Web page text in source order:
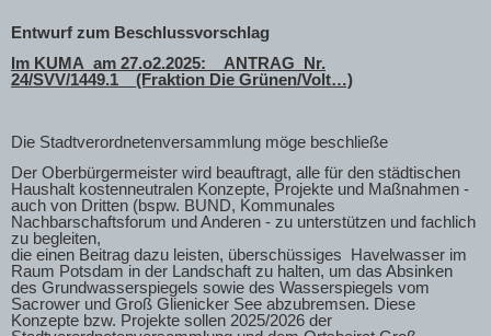
Entwurf zum Beschlussvorschlag
Im KUMA am 27.o2.2025:__ANTRAG_Nr.
24/SVV/1449.1__(Fraktion Die Grünen/Volt…)
Die Stadtverordnetenversammlung möge beschließe
Der Oberbürgermeister wird beauftragt, alle für den städtischen
Haushalt kostenneutralen Konzepte, Projekte und Maßnahmen -
auch von Dritten (bspw. BUND, Kommunales
Nachbarschaftsforum und Anderen - zu unterstützen und fachlich
zu begleiten,
die einen Beitrag dazu leisten, überschüssiges
Havelwasser im
Raum Potsdam in der Landschaft zu halten, um das Absinken
des Grundwasserspiegels sowie des Wasserspiegels vom
Sacrower und Groß Glienicker See abzubremsen. Diese
Konzepte bzw. Projekte sollen 2025/2026 der